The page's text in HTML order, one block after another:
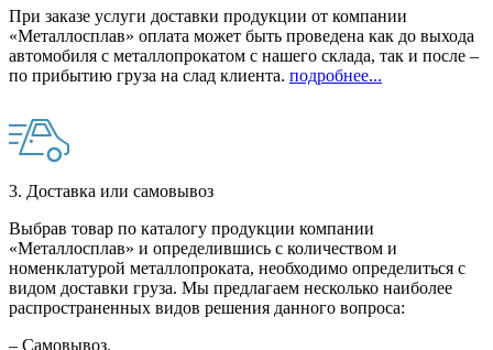
При заказе услуги доставки продукции от компании
«Металлосплав» оплата может быть проведена как до выхода
автомобиля с металлопрокатом с нашего склада, так и после –
по прибытию груза на слад клиента. подробнее...
3. Доставка или самовывоз
Выбрав товар по каталогу продукции компании
«Металлосплав» и определившись с количеством и
номенклатурой металлопроката, необходимо определиться с
видом доставки груза. Мы предлагаем несколько наиболее
распространенных видов решения данного вопроса:
– Самовывоз.